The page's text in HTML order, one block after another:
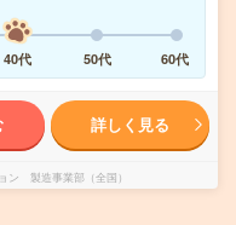
40代 50代 60代
詳しく見る
ン 製造事業部（全国）